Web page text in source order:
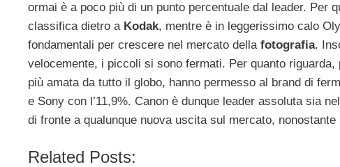
ormai è a poco più di un punto percentuale dal leader. Per
classifica dietro a Kodak, mentre è in leggerissimo calo
fondamentali per crescere nel mercato della fotografia.
velocemente, i piccoli si sono fermati. Per quanto riguarda,
più amata da tutto il globo, hanno permesso al brand di
e Sony con l’11,9%. Canon è dunque leader assoluta sia
di fronte a qualunque nuova uscita sul mercato,
Related Posts: